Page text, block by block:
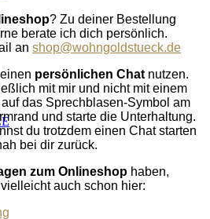
? Zu deiner Bestellung
berate ich dich persönlich.
an shop@wohngoldstueck.de
persönlichen Chat nutzen.
mit mir und nicht mit einem
das Sprechblasen-Symbol am
und starte die Unterhaltung.
du trotzdem einen Chat starten
bei dir zurück.
zum Onlineshop haben,
auch schon hier: